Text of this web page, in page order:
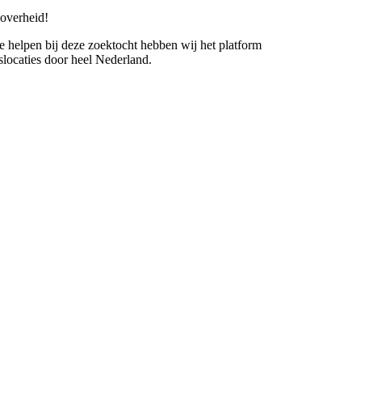
helpen bij deze zoektocht hebben wij het platform
door heel Nederland.